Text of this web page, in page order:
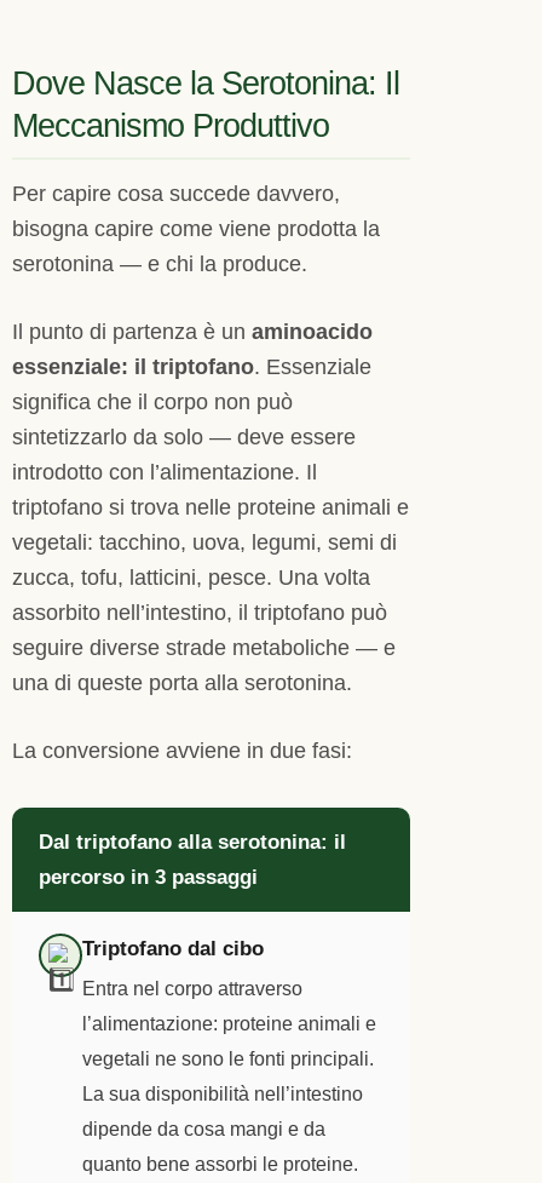
Dove Nasce la Serotonina: Il
Meccanismo Produttivo
Per capire cosa succede davvero,
bisogna capire come viene prodotta la
serotonina — e chi la produce.
Il punto di partenza è un aminoacido
essenziale: il triptofano. Essenziale
significa che il corpo non può
sintetizzarlo da solo — deve essere
introdotto con l’alimentazione. Il
triptofano si trova nelle proteine animali e
vegetali: tacchino, uova, legumi, semi di
zucca, tofu, latticini, pesce. Una volta
assorbito nell’intestino, il triptofano può
seguire diverse strade metaboliche — e
una di queste porta alla serotonina.
La conversione avviene in due fasi:
Dal triptofano alla serotonina: il
percorso in 3 passaggi
Triptofano dal cibo
Entra nel corpo attraverso
l’alimentazione: proteine animali e
vegetali ne sono le fonti principali.
La sua disponibilità nell’intestino
dipende da cosa mangi e da
quanto bene assorbi le proteine.